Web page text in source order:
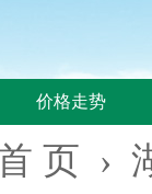
价格走势
页 ›